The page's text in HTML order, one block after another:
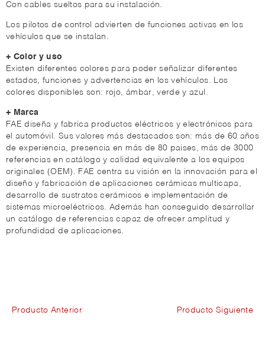
Con cables sueltos para su instalación.
Los pilotos de control advierten de funciones activas en los
vehículos que se instalan.
+ Color y uso
Existen diferentes colores para poder señalizar diferentes
estados, funciones y advertencias en los vehículos. Los
colores disponibles son: rojo, ámbar, verde y azul.
+ Marca
FAE diseña y fabrica productos eléctricos y electrónicos para
el automóvil. Sus valores más destacados son: más de 60 años
de experiencia, presencia en más de 80 paises, más de 3000
referencias en catálogo y calidad equivalente a los equipos
originales (OEM). FAE centra su visión en la innovación para el
diseño y fabricación de aplicaciones cerámicas multicapa,
desarrollo de sustratos cerámicos e implementación de
sistemas microeléctricos. Además han conseguido desarrollar
un catálogo de referencias capaz de ofrecer amplitud y
profundidad de aplicaciones.
Producto Anterior Producto Siguiente